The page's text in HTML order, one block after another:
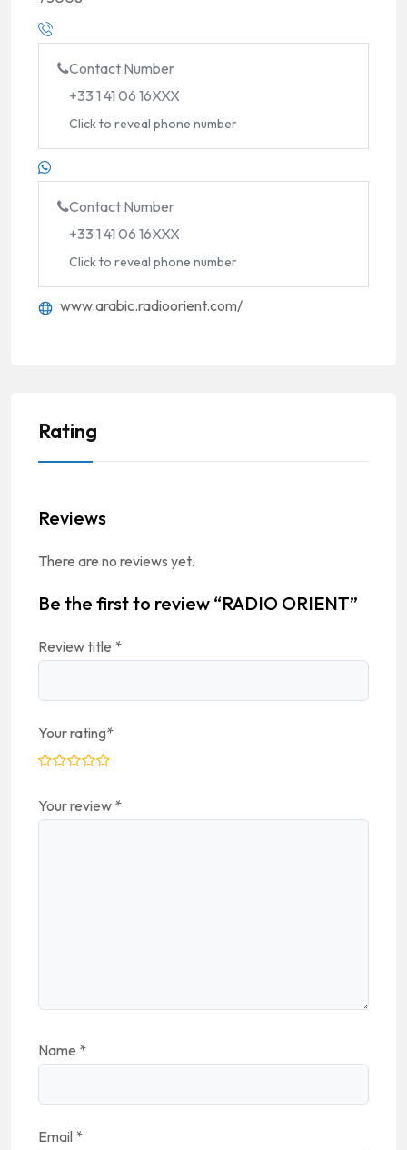
Contact Number
+33 1 41 06 16XXX
Click to reveal phone number
Contact Number
+33 1 41 06 16XXX
Click to reveal phone number
www.arabic.radioorient.com/
Rating
Reviews
There are no reviews yet.
Be the first to review “RADIO ORIENT”
Review title *
Your rating*
Your review *
Name *
Email *